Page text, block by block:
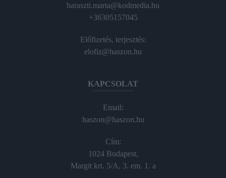
haraszti.marta@kodmedia.hu
+36305157045
Előfizetés, terjesztés:
elofiz@haszon.hu
KAPCSOLAT
Email:
haszon@haszon.hu
Cím:
1024 Budapest,
Margit krt. 5/A, 3. em. 1. a